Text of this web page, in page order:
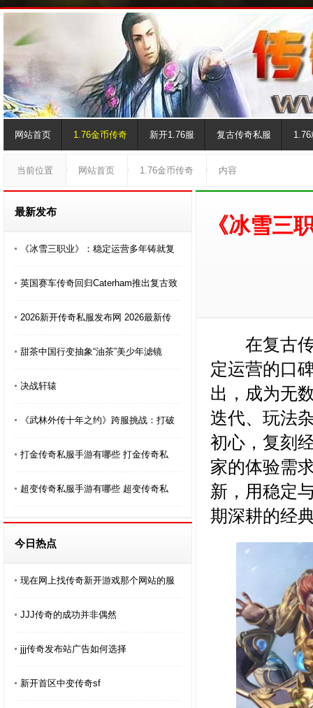
网站首页 1.76金币传奇 新开1.76服 复古传奇私服
当前位置 网站首页 1.76金币传奇 内容
最新发布
《冰雪三职业》：稳定运营多年铸就复
英国赛车传奇回归Caterham推出复古致
2026新开传奇私服发布网 2026最新传
甜茶中国行变抽象“油茶”美少年滤镜
决战轩辕
《武林外传十年之约》跨服挑战：打破
打金传奇私服手游有哪些 打金传奇私
超变传奇私服手游有哪些 超变传奇私
今日热点
现在网上找传奇新开游戏那个网站的服
JJJ传奇的成功并非偶然
jjj传奇发布站广告如何选择
新开首区中变传奇sf
《冰雪三
在复古传
定运营的口
出，成为无
迭代、玩法
初心，复刻
家的体验需
新，用稳定
期深耕的经